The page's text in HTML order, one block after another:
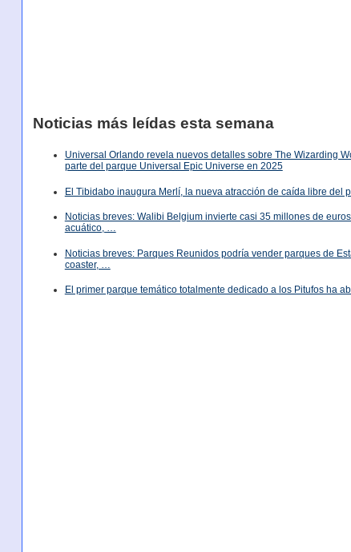
Noticias más leídas esta semana
Universal Orlando revela nuevos detalles sobre The Wizarding
parte del parque Universal Epic Universe en 2025
El Tibidabo inaugura Merlí, la nueva atracción de caída libre del
Noticias breves: Walibi Belgium invierte casi 35 millones de
acuático, …
Noticias breves: Parques Reunidos podría vender parques de
coaster, …
El primer parque temático totalmente dedicado a los Pitufos ha